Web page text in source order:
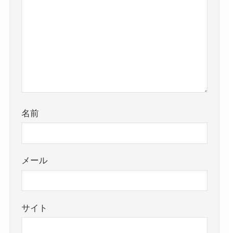
名前
メール
サイト